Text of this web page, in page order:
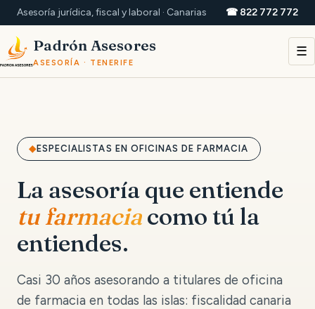
Asesoría jurídica, fiscal y laboral · Canarias ☎ 822 772 772
Padrón Asesores
ASESORÍA · TENERIFE
☰
ESPECIALISTAS EN OFICINAS DE FARMACIA
La asesoría que entiende
tu farmaciacomo tú la
entiendes.
Casi 30 años asesorando a titulares de oficina
de farmacia en todas las islas: fiscalidad canaria